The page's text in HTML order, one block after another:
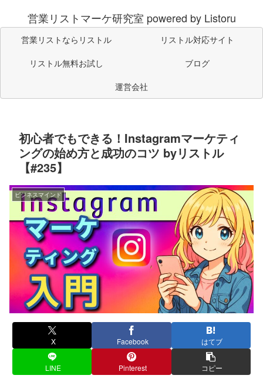
営業リストマーケ研究室 powered by Listoru
営業リストならリストル
リストル対応サイト
リストル無料お試し
ブログ
運営会社
初心者でもできる！Instagramマーケティ
ングの始め方と成功のコツ byリストル
【#235】
ビジネスマインド
X Facebook はてブ
LINE Pinterest コピー